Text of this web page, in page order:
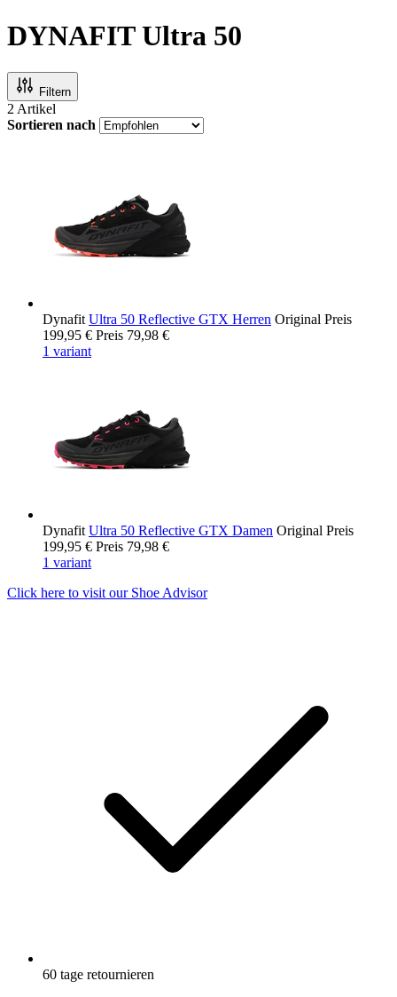
DYNAFIT Ultra 50
Filtern
2 Artikel
Sortieren nach
Dynafit Ultra 50 Reflective GTX Herren Original Preis
199,95 € Preis 79,98 €
1 variant
Dynafit Ultra 50 Reflective GTX Damen Original Preis
199,95 € Preis 79,98 €
1 variant
Click here to visit our Shoe Advisor
60 tage retournieren